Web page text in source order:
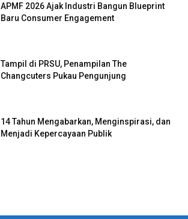
APMF 2026 Ajak Industri Bangun Blueprint
Baru Consumer Engagement
Tampil di PRSU, Penampilan The
Changcuters Pukau Pengunjung
14 Tahun Mengabarkan, Menginspirasi, dan
Menjadi Kepercayaan Publik